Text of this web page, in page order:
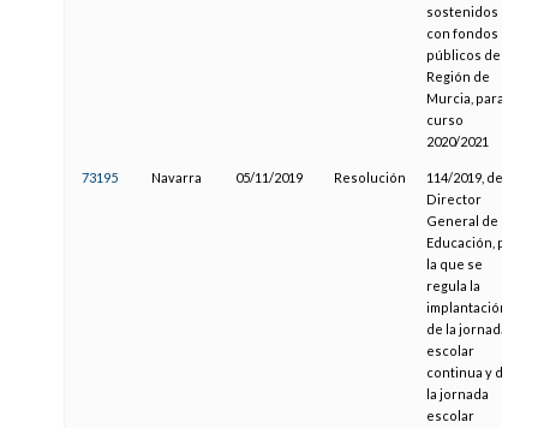
sostenidos
con fondos
públicos de la
Región de
Murcia, para el
curso
2020/2021
73195 Navarra 05/11/2019 Resolución
114/2019, del
Director
General de
Educación, por
la que se
regula la
implantación
de la jornada
escolar
continua y de
la jornada
escolar